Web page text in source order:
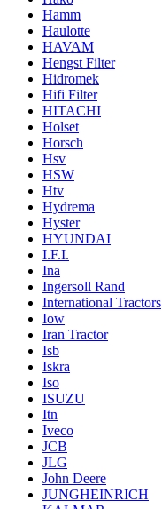
Hamm
Haulotte
HAVAM
Hengst Filter
Hidromek
Hifi Filter
HITACHI
Holset
Horsch
Hsv
HSW
Htv
Hydrema
Hyster
HYUNDAI
I.F.I.
Ina
Ingersoll Rand
International Tractors
Iow
Iran Tractor
Isb
Iskra
Iso
ISUZU
Itn
Iveco
JCB
JLG
John Deere
JUNGHEINRICH